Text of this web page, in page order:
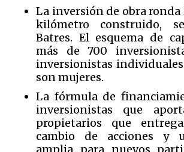
La inversión de obra ronda
kilómetro construido,
Batres. El esquema de
más de 700
inversionistas individuales
son mujeres.
La fórmula de
inversionistas que
propietarios que
cambio de acciones y